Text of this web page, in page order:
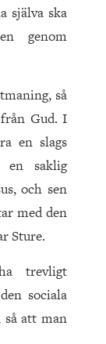
själva ska
genom
så
Gud. I
en slags
en saklig
och sen
med den
Sture.
trevligt
sociala
så att man